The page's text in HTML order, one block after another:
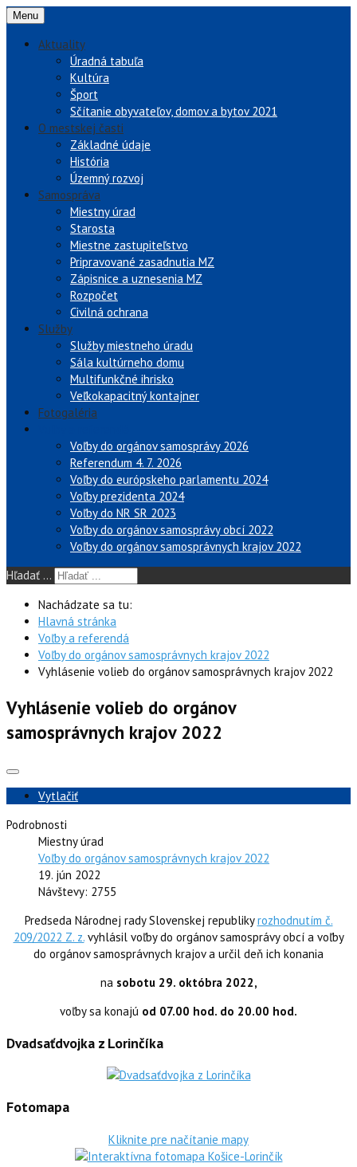
Menu
Aktuality
Úradná tabuľa
Kultúra
Šport
Sčítanie obyvateľov, domov a bytov 2021
O mestskej časti
Základné údaje
História
Územný rozvoj
Samospráva
Miestny úrad
Starosta
Miestne zastupiteľstvo
Pripravované zasadnutia MZ
Zápisnice a uznesenia MZ
Rozpočet
Civilná ochrana
Služby
Služby miestneho úradu
Sála kultúrneho domu
Multifunkčné ihrisko
Veľkokapacitný kontajner
Fotogaléria
Voľby do orgánov samosprávy 2026
Referendum 4. 7. 2026
Voľby do európskeho parlamentu 2024
Voľby prezidenta 2024
Voľby do NR SR 2023
Voľby do orgánov samosprávy obcí 2022
Voľby do orgánov samosprávnych krajov 2022
Hľadať ...
Nachádzate sa tu:
Hlavná stránka
Voľby a referendá
Voľby do orgánov samosprávnych krajov 2022
Vyhlásenie volieb do orgánov samosprávnych krajov 2022
Vyhlásenie volieb do orgánov
samosprávnych krajov 2022
Vytlačiť
Podrobnosti
Miestny úrad
Voľby do orgánov samosprávnych krajov 2022
19. jún 2022
Návštevy: 2755
Predseda Národnej rady Slovenskej republikyrozhodnutím č.
209/2022 Z. z.vyhlásil voľby do orgánov samosprávy obcí a voľby
do orgánov samosprávnych krajov a určil deň ich konania
na sobotu 29. októbra 2022,
voľby sa konajú od 07.00 hod. do 20.00 hod.
Dvadsaťdvojka z Lorinčíka
Fotomapa
Kliknite pre načítanie mapy